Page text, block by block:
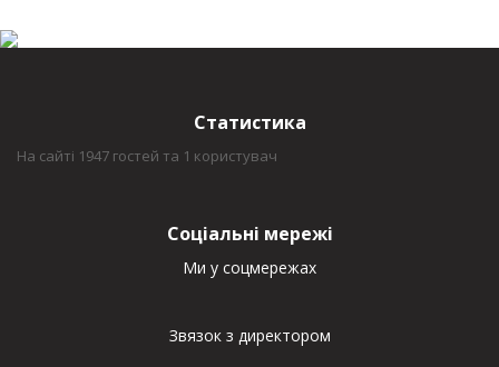
Статистика
На сайті 1947 гостей та 1 користувач
Соціальні мережі
Ми у соцмережах
Звязок з директором